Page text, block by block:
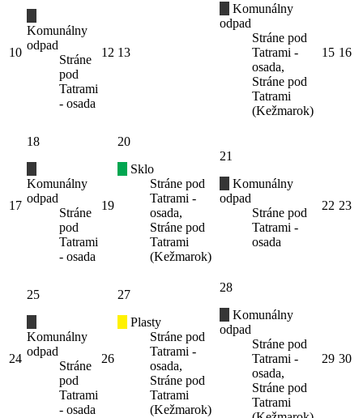
10
Komunálny
odpad
Stráne
pod
Tatrami
- osada
12 13
Komunálny
odpad
Stráne pod
Tatrami -
osada,
Stráne pod
Tatrami
(Kežmarok)
15 16
17
18
Komunálny
odpad
Stráne
pod
Tatrami
- osada
19
20
Sklo
Stráne pod
Tatrami -
osada,
Stráne pod
Tatrami
(Kežmarok)
21
Komunálny
odpad
Stráne pod
Tatrami -
osada
22 23
24
25
Komunálny
odpad
Stráne
pod
Tatrami
- osada
26
27
Plasty
Stráne pod
Tatrami -
osada,
Stráne pod
Tatrami
(Kežmarok)
28
Komunálny
odpad
Stráne pod
Tatrami -
osada,
Stráne pod
Tatrami
29 30